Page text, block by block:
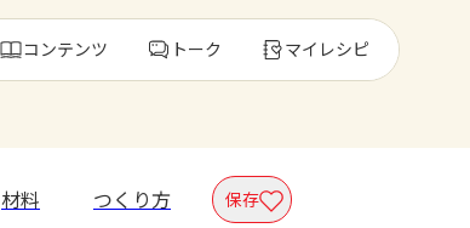
コンテンツ トーク マイレシピ
材料 つくり方 保存